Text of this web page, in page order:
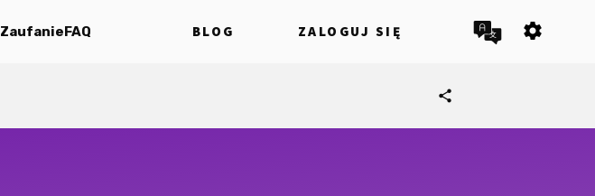
ZaufanieFAQ BLOG ZALOGUJ SIĘ settings
share